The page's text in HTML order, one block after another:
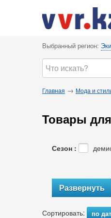
Выбранный регион:
Главная → Мода и
Товары
Сезон :
Развернуть
Сортировать: по